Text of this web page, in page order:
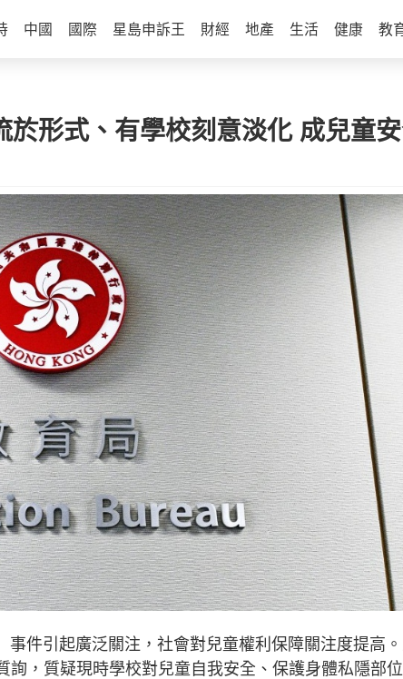
中國 國際 星島申訴王 財經 地產 生活 健康 教
形式、有學校刻意淡化 成兒童安
件引起廣泛關注，社會對兒童權利保障關注度提高
詢，質疑現時學校對兒童自我安全、保護身體私隱部